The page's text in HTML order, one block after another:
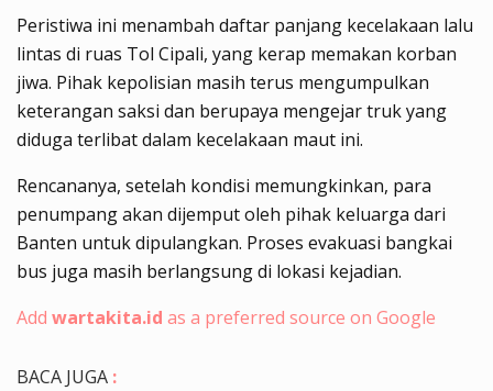
Peristiwa ini menambah daftar panjang kecelakaan lalu
lintas di ruas Tol Cipali, yang kerap memakan korban
jiwa. Pihak kepolisian masih terus mengumpulkan
keterangan saksi dan berupaya mengejar truk yang
diduga terlibat dalam kecelakaan maut ini.
Rencananya, setelah kondisi memungkinkan, para
penumpang akan dijemput oleh pihak keluarga dari
Banten untuk dipulangkan. Proses evakuasi bangkai
bus juga masih berlangsung di lokasi kejadian.
Add wartakita.id as a preferred source on Google
BACA JUGA :